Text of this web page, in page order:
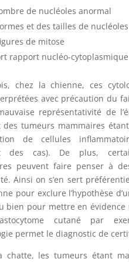
de nucléoles anormal
et des tailles de
de mitose
rapport nucléo-cytoplasmique
chez la chienne, ces
avec précaution du
représentativité de
des tumeurs mammaires
de cellules
des cas). De plus,
peuvent faire penser à
Ainsi on s’en sert
pour exclure l’hypothèse
bien pour mettre en
cutané par
permet le diagnostic de
chatte, les tumeurs étant